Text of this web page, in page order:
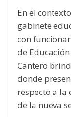
En el
gabinete
con
de
Cantero
donde
respecto a la
de la nueva